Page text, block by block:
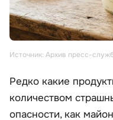
Источник: Архив пресс-
Редко какие
количеством
опасности, как